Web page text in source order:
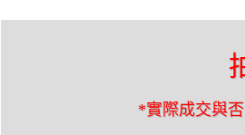
*實際成交與